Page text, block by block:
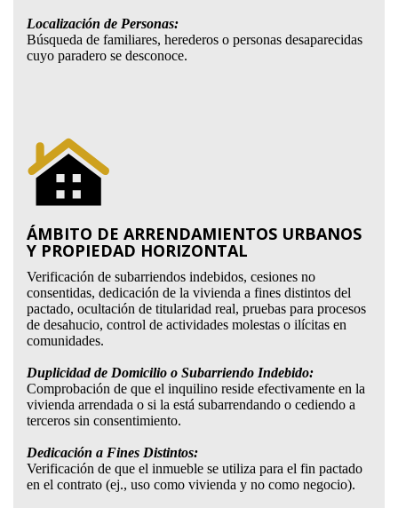
Localización de Personas:
Búsqueda de familiares, herederos o personas desaparecidas
cuyo paradero se desconoce.
ÁMBITO DE ARRENDAMIENTOS URBANOS
Y PROPIEDAD HORIZONTAL
Verificación de subarriendos indebidos, cesiones no
consentidas, dedicación de la vivienda a fines distintos del
pactado, ocultación de titularidad real, pruebas para procesos
de desahucio, control de actividades molestas o ilícitas en
comunidades.
Duplicidad de Domicilio o Subarriendo Indebido:
Comprobación de que el inquilino reside efectivamente en la
vivienda arrendada o si la está subarrendando o cediendo a
terceros sin consentimiento.
Dedicación a Fines Distintos:
Verificación de que el inmueble se utiliza para el fin pactado
en el contrato (ej., uso como vivienda y no como negocio).